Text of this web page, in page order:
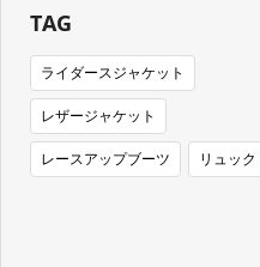
TAG
ライダースジャケット
レザージャケット
レースアップブーツ リュック